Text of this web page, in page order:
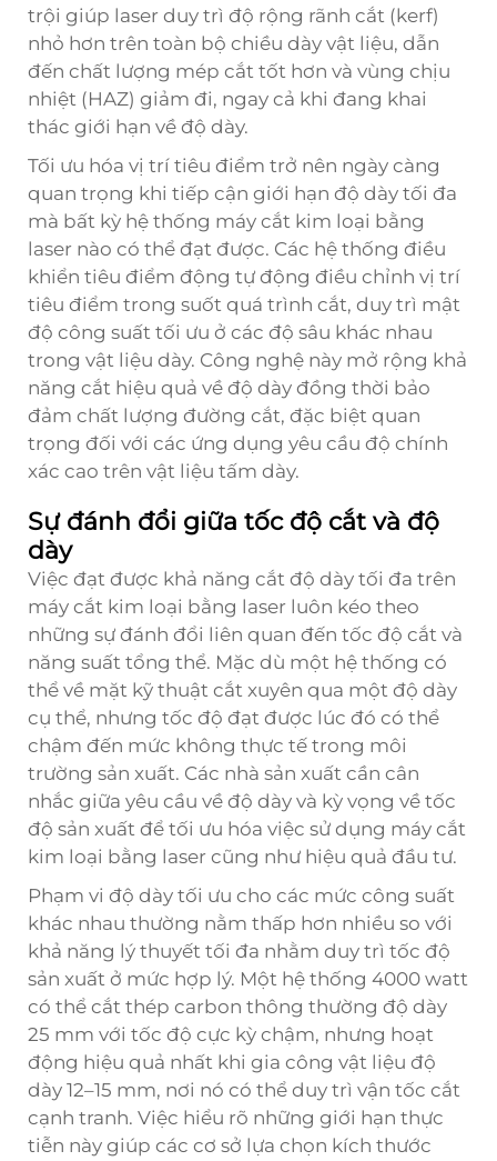
trội giúp laser duy trì độ rộng rãnh cắt (kerf)
nhỏ hơn trên toàn bộ chiều dày vật liệu, dẫn
đến chất lượng mép cắt tốt hơn và vùng chịu
nhiệt (HAZ) giảm đi, ngay cả khi đang khai
thác giới hạn về độ dày.
Tối ưu hóa vị trí tiêu điểm trở nên ngày càng
quan trọng khi tiếp cận giới hạn độ dày tối đa
mà bất kỳ hệ thống máy cắt kim loại bằng
laser nào có thể đạt được. Các hệ thống điều
khiển tiêu điểm động tự động điều chỉnh vị trí
tiêu điểm trong suốt quá trình cắt, duy trì mật
độ công suất tối ưu ở các độ sâu khác nhau
trong vật liệu dày. Công nghệ này mở rộng khả
năng cắt hiệu quả về độ dày đồng thời bảo
đảm chất lượng đường cắt, đặc biệt quan
trọng đối với các ứng dụng yêu cầu độ chính
xác cao trên vật liệu tấm dày.
Sự đánh đổi giữa tốc độ cắt và độ
dày
Việc đạt được khả năng cắt độ dày tối đa trên
máy cắt kim loại bằng laser luôn kéo theo
những sự đánh đổi liên quan đến tốc độ cắt và
năng suất tổng thể. Mặc dù một hệ thống có
thể về mặt kỹ thuật cắt xuyên qua một độ dày
cụ thể, nhưng tốc độ đạt được lúc đó có thể
chậm đến mức không thực tế trong môi
trường sản xuất. Các nhà sản xuất cần cân
nhắc giữa yêu cầu về độ dày và kỳ vọng về tốc
độ sản xuất để tối ưu hóa việc sử dụng máy cắt
kim loại bằng laser cũng như hiệu quả đầu tư.
Phạm vi độ dày tối ưu cho các mức công suất
khác nhau thường nằm thấp hơn nhiều so với
khả năng lý thuyết tối đa nhằm duy trì tốc độ
sản xuất ở mức hợp lý. Một hệ thống 4000 watt
có thể cắt thép carbon thông thường độ dày
25 mm với tốc độ cực kỳ chậm, nhưng hoạt
động hiệu quả nhất khi gia công vật liệu độ
dày 12–15 mm, nơi nó có thể duy trì vận tốc cắt
cạnh tranh. Việc hiểu rõ những giới hạn thực
tiễn này giúp các cơ sở lựa chọn kích thước